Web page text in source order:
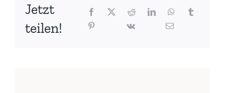
Jetzt
teilen!